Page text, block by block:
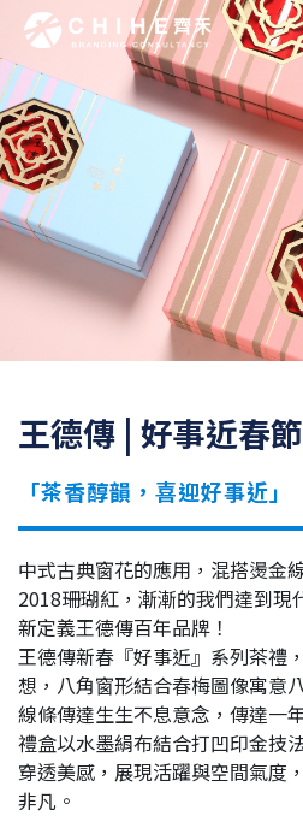
王德傳 | 好事近春
「茶香醇韻，喜迎好事近」
中式古典窗花的應用，混搭燙金
2018珊瑚紅，漸漸的我們達到現
新定義王德傳百年品牌！
王德傳新春『好事近』系列茶禮
想，八角窗形結合春梅圖像寓意
線條傳達生生不息意念，傳達一
禮盒以水墨絹布結合打凹印金技
穿透美感，展現活躍與空間氣度
非凡。​​​​​​​